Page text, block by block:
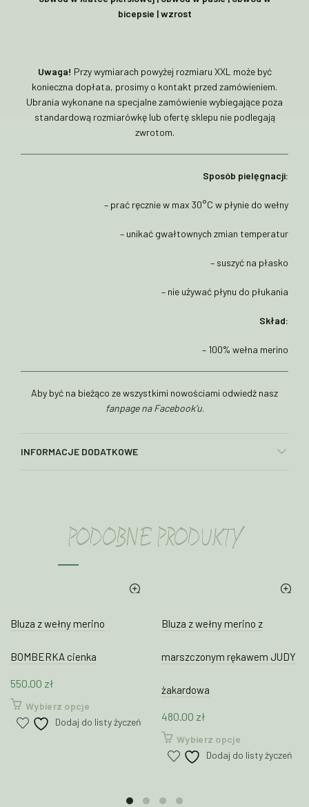
bicepsie | wzrost
Uwaga! Przy wymiarach powyżej rozmiaru XXL może być
konieczna dopłata, prosimy o kontakt przed zamówieniem.
Ubrania wykonane na specjalne zamówienie wybiegające poza
standardową rozmiarówkę lub ofertę sklepu nie podlegają
zwrotom.
Sposób pielęgnacji:
– prać ręcznie w max 30°C w płynie do wełny
– unikać gwałtownych zmian temperatur
– suszyć na płasko
– nie używać płynu do płukania
Skład:
– 100% wełna merino
Aby być na bieżąco ze wszystkimi nowościami odwiedź nasz
fanpage na Facebook’u.
INFORMACJE DODATKOWE
PODOBNE PRODUKTY
Bluza z wełny merino
BOMBERKA cienka
550.00 zł
Wybierz opcjeTen
produkt
Dodaj do listy życzeń
Bluza z wełny merino z
marszczonym rękawem JUDY
żakardowa
480.00 zł
Wybierz opcjeTen
produkt
Dodaj do listy życzeń